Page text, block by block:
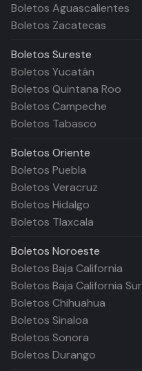
Boletos Aguascalientes
Boletos Zacatecas
Boletos Sureste
Boletos Yucatán
Boletos Quintana Roo
Boletos Campeche
Boletos Tabasco
Boletos Oriente
Boletos Puebla
Boletos Veracruz
Boletos Hidalgo
Boletos Tlaxcala
Boletos Noroeste
Boletos Baja California
Boletos Baja California Sur
Boletos Chihuahua
Boletos Sinaloa
Boletos Sonora
Boletos Durango